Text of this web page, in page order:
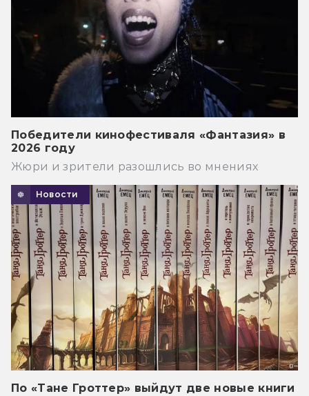
Победители кинофестиваля «Фантазия» в
2026 году
Жюри и зрители разошлись во мнениях
Новости
По «Тане Гроттер» выйдут две новые книги